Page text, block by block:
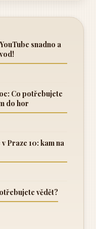
snadno a
Co potřebujete
do hor
Praze 10: kam na
vědět?